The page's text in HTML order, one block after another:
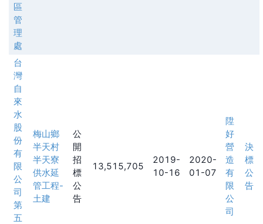
區
管
理
處
台
灣
自
來
水
股
份
有
限
公
司
第
五
梅山鄉
半天村
半天寮
供水延
管工程-
土建
公
開
招
標
公
告
13,515,705
2019-
10-16
2020-
01-07
陞
好
營
造
有
限
公
司
決
標
公
告